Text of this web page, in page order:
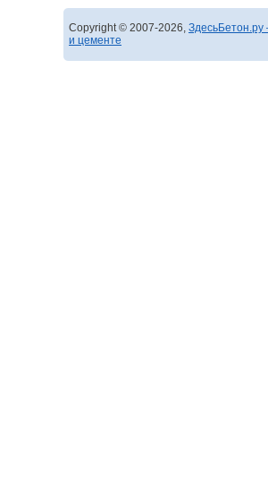
Copyright © 2007-2026,
и цементе